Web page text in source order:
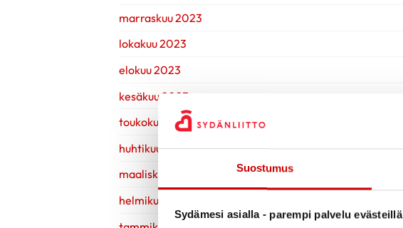
Suostumus
Sydämesi asialla - parempi palvelu evästeillä
marraskuu 2023
lokakuu 2023
elokuu 2023
kesäkuu 2023
toukokuu 2023
huhtikuu 2023
maaliskuu 2023
helmikuu 2023